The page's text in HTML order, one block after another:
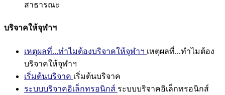
สาธารณะ
บริจาคให้จุฬาฯ
เหตุผลที่...ทำไมต้องบริจาคให้จุฬาฯ เหตุผลที่...ทำไมต้อง
บริจาคให้จุฬาฯ
เริ่มต้นบริจาค เริ่มต้นบริจาค
ระบบบริจาคอิเล็กทรอนิกส์ ระบบบริจาคอิเล็กทรอนิกส์